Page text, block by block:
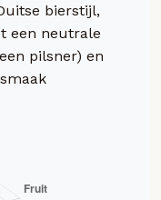
bierstijl,
een neutrale
pilsner) en